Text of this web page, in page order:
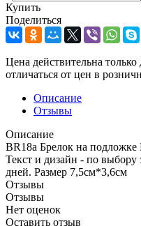
Купить
Поделиться
Цена действительна
отличаться от цен в
Описание
Отзывы
Описание
BR18a Брелок на
Текст и дизайн - по выбору
дней. Размер 7,5см*3,6см
Отзывы
Отзывы
Нет оценок
Оставить отзыв